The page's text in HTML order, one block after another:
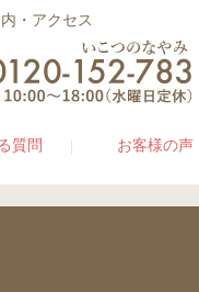
・アクセス
質問 お客様の声